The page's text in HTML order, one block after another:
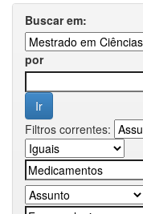
Buscar em:
por
Filtros correntes: